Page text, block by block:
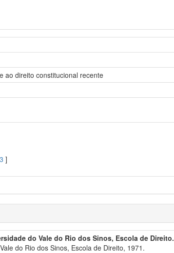
ao direito constitucional recente
]
do Vale do Rio dos Sinos, Escola de Direito.
do Rio dos Sinos, Escola de Direito, 1971.